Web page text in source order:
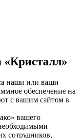
«Кристалл»
наши или ваши
обеспечение на
с вашим сайтом в
вашего
сотрудников,